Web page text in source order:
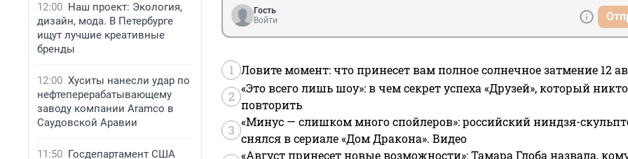
12:00 Наш проект: Экология,
дизайн, мода. В Петербурге
ищут лучшие креативные
бренды
12:00 Хуситы нанесли удар по
нефтеперерабатывающему
заводу компании Aramco в
Саудовской Аравии
11:50 Госдепартамент США
Гость
Войти
1 Ловите момент: что принесет вам полное солнечное затмение 12
2
«Это всего лишь шоу»: в чем секрет успеха «Друзей», который
повторить
3
«Минус — слишком много спойлеров»: российский ниндзя-
снялся в сериале «Дом Дракона». Видео
«Август принесет новые возможности»: Тамара Глоба назвала,